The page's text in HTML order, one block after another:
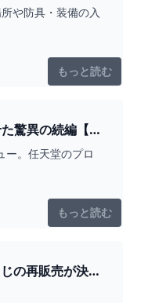
や防具・装備の入
もっと読む
驚異の続編【テ
ー。任天堂のプロ
もっと読む
の再販売が決